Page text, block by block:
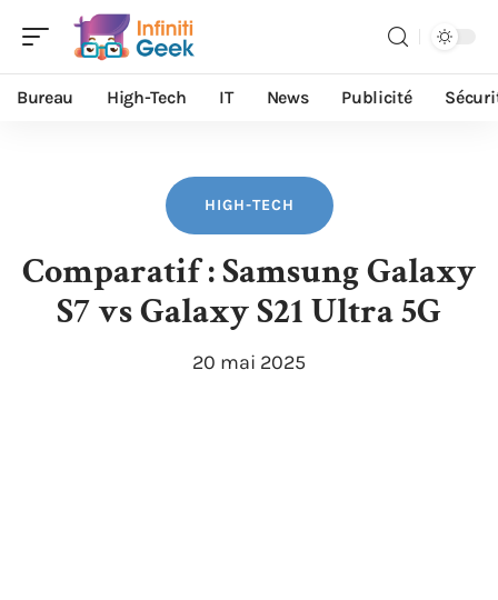
Bureau High-Tech IT News Publicité
HIGH-TECH
Comparatif : Samsung Galaxy
S7 vs Galaxy S21 Ultra 5G
20 mai 2025